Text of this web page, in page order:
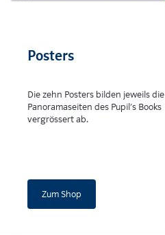
Posters
Die zehn Posters bilden jeweils die
Panoramaseiten des Pupil’s Books
vergrössert ab.
Zum Shop